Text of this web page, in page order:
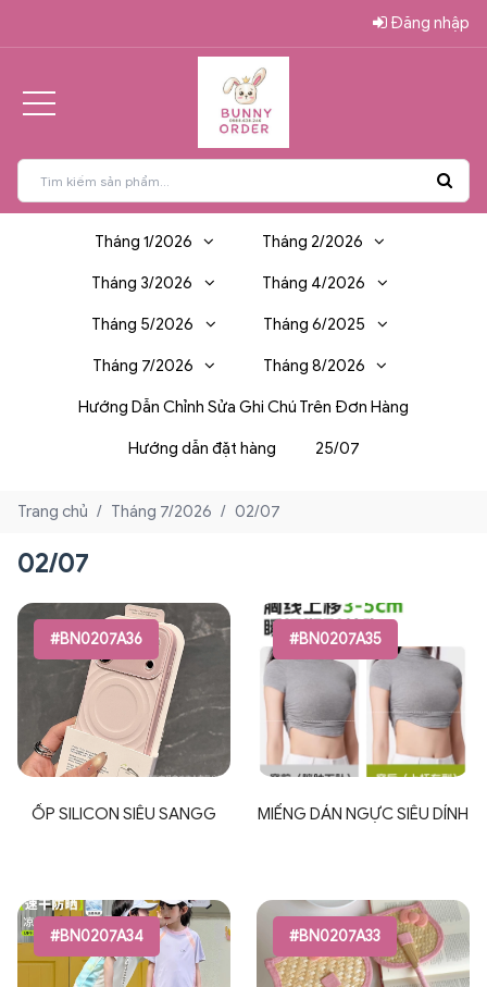
Đăng nhập
Tháng 1/2026 Tháng 2/2026
Tháng 3/2026 Tháng 4/2026
Tháng 5/2026 Tháng 6/2025
Tháng 7/2026 Tháng 8/2026
Hướng Dẫn Chỉnh Sửa Ghi Chú Trên Đơn Hàng
Hướng dẫn đặt hàng 25/07
Trang chủ / Tháng 7/2026 / 02/07
02/07
#BN0207A36
ỐP SILICON SIÊU SANGG
#BN0207A35
MIẾNG DÁN NGỰC SIÊU DÍNH
#BN0207A34 #BN0207A33